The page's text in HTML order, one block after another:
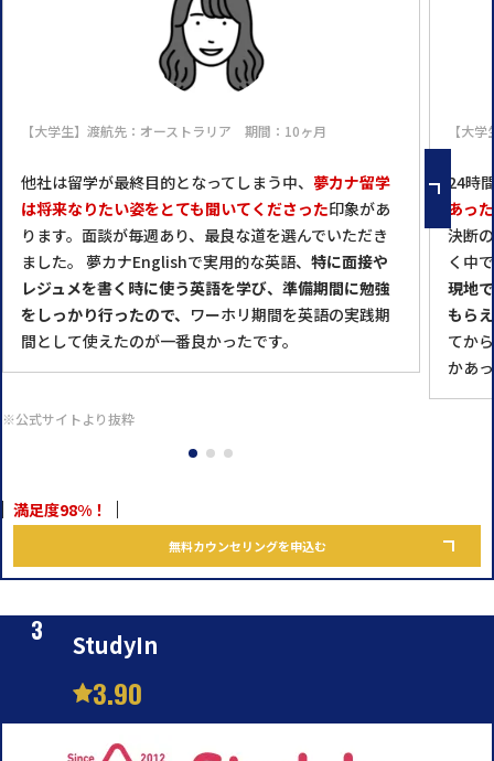
【大学生】渡航先：オーストラリア 期間：10ヶ月
他社は留学が最終目的となってしまう中、 夢カナ留学
は将来なりたい姿をとても聞いてくださった印象があ
ります。面談が毎週あり、最良な道を選んでいただき
ました。 夢カナEnglishで実用的な英語、 特に面接や
レジュメを書く時に使う英語を学び、準備期間に勉強
をしっかり行ったので、 ワーホリ期間を英語の実践期
間として使えたのが一番良かったです。
【大
24時
あっ
決断
く中
現地
もら
てか
かあ
※公式サイトより抜粋
満足度98%！
無料カウンセリングを申込む
StudyIn
3.90